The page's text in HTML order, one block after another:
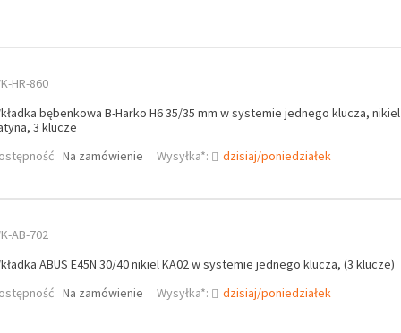
HR-860
bębenkowa B-Harko H6 35/35 mm w systemie jednego klucza, nikiel
3 klucze
Na zamówienie Wysyłka*: dzisiaj/poniedziałek
AB-702
ABUS E45N 30/40 nikiel KA02 w systemie jednego klucza, (3 klucze)
Na zamówienie Wysyłka*: dzisiaj/poniedziałek